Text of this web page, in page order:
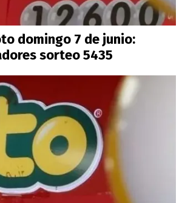
domingo 7 de junio:
sorteo 5435